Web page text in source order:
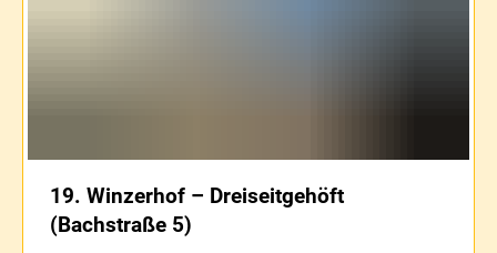
19. Winzerhof – Dreiseitgehöft
(Bachstraße 5)